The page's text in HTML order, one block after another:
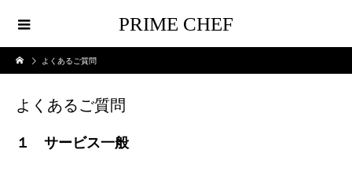
PRIME CHEF
よくあるご質問
よくあるご質問
１ サービス一般